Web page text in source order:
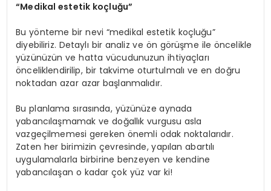
“Medikal estetik koçluğu”
Bu yönteme bir nevi “medikal estetik koçluğu”
diyebiliriz. Detaylı bir analiz ve ön görüşme ile öncelikle
yüzünüzün ve hatta vücudunuzun ihtiyaçları
önceliklendirilip, bir takvime oturtulmalı ve en doğru
noktadan azar azar başlanmalıdır.
Bu planlama sırasında, yüzünüze aynada
yabancılaşmamak ve doğallık vurgusu asla
vazgeçilmemesi gereken önemli odak noktalarıdır.
Zaten her birimizin çevresinde, yapılan abartılı
uygulamalarla birbirine benzeyen ve kendine
yabancılaşan o kadar çok yüz var ki!